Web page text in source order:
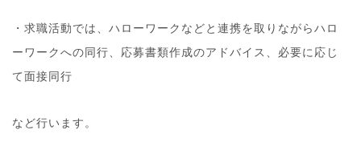
・求職活動では、ハローワークなどと連携を取りながらハロ
ーワークへの同行、応募書類作成のアドバイス、必要に応じ
て面接同行
など行います。